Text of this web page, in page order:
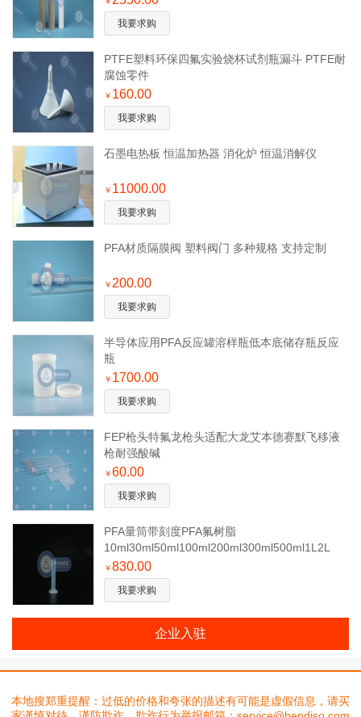
我要求购
PTFE塑料环保四氟实验烧杯试剂瓶漏斗 PTFE耐
腐蚀零件
￥ 160.00
我要求购
石墨电热板 恒温加热器 消化炉 恒温消解仪
￥ 11000.00
我要求购
PFA材质隔膜阀 塑料阀门 多种规格 支持定制
￥ 200.00
我要求购
半导体应用PFA反应罐溶样瓶低本底储存瓶反应
瓶
￥ 1700.00
我要求购
FEP枪头特氟龙枪头适配大龙艾本德赛默飞移液
枪耐强酸碱
￥60.00
我要求购
PFA量筒带刻度PFA氟树脂
10ml30ml50ml100ml200ml300ml500ml1L2L
￥830.00
我要求购
企业入驻
本地搜郑重提醒：过低的价格和夸张的描述有可能是虚假信息，请买